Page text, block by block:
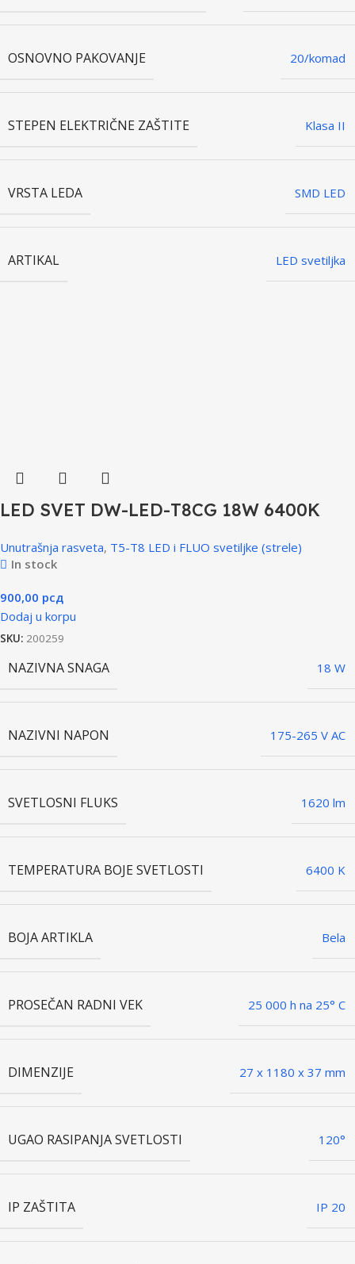
OSNOVNO PAKOVANJE 20/komad
STEPEN ELEKTRIČNE ZAŠTITE Klasa II
VRSTA LEDA SMD LED
ARTIKAL LED svetiljka
LED SVET DW-LED-T8CG 18W 6400K
Unutrašnja rasveta, T5-T8 LED i FLUO svetiljke (strele)
In stock
900,00 рсд
Dodaj u korpu
SKU: 200259
NAZIVNA SNAGA 18 W
NAZIVNI NAPON 175-265 V AC
SVETLOSNI FLUKS 1620 lm
TEMPERATURA BOJE SVETLOSTI 6400 K
BOJA ARTIKLA Bela
PROSEČAN RADNI VEK 25 000 h na 25° C
DIMENZIJE 27 x 1180 x 37 mm
UGAO RASIPANJA SVETLOSTI 120°
IP ZAŠTITA IP 20